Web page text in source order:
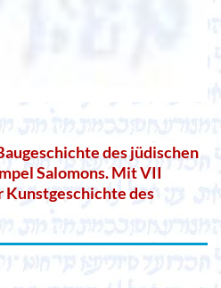
des jüdischen
Salomons. Mit VII
Kunstgeschichte des